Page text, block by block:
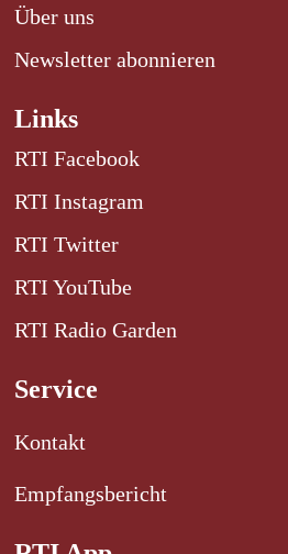
Über uns
Newsletter abonnieren
Links
RTI Facebook
RTI Instagram
RTI Twitter
RTI YouTube
RTI Radio Garden
Service
Kontakt
Empfangsbericht